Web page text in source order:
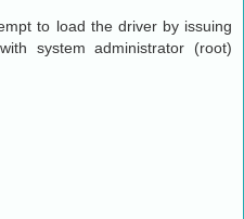
to load the driver by issuing
system administrator (root)